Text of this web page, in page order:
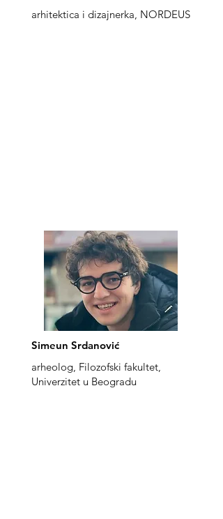
arhitektica i dizajnerka, NORDEUS
Simeun Srdanović
arheolog, Filozofski fakultet,
Univerzitet u Beogradu